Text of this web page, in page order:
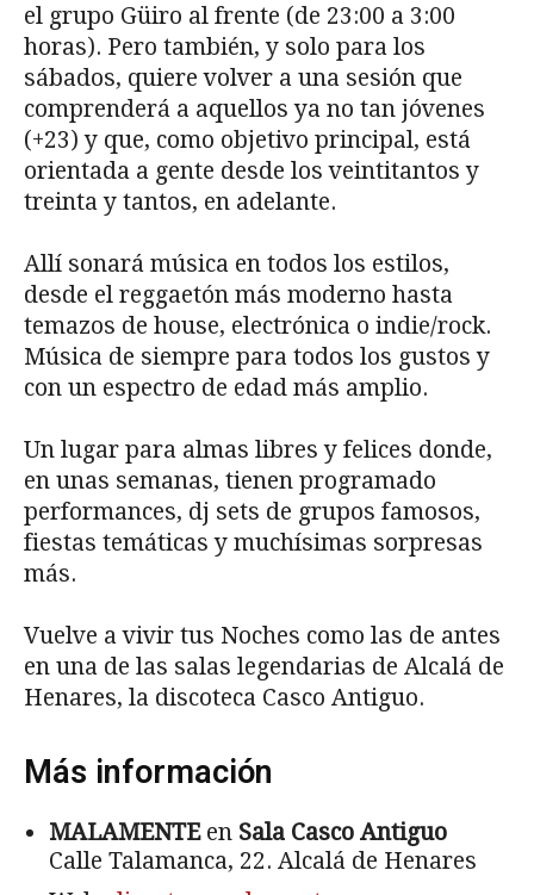
el grupo Güiro al frente (de 23:00 a 3:00
horas). Pero también, y solo para los
sábados, quiere volver a una sesión que
comprenderá a aquellos ya no tan jóvenes
(+23) y que, como objetivo principal, está
orientada a gente desde los veintitantos y
treinta y tantos, en adelante.
Allí sonará música en todos los estilos,
desde el reggaetón más moderno hasta
temazos de house, electrónica o indie/rock.
Música de siempre para todos los gustos y
con un espectro de edad más amplio.
Un lugar para almas libres y felices donde,
en unas semanas, tienen programado
performances, dj sets de grupos famosos,
fiestas temáticas y muchísimas sorpresas
más.
Vuelve a vivir tus Noches como las de antes
en una de las salas legendarias de Alcalá de
Henares, la discoteca Casco Antiguo.
Más información
MALAMENTEen Sala Casco Antiguo
Calle Talamanca, 22. Alcalá de Henares